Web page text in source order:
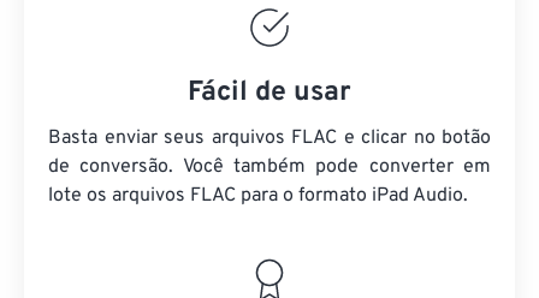
Fácil de usar
Basta enviar seus arquivos FLAC e clicar no botão
de conversão. Você também pode converter em
lote os arquivos FLAC para o formato iPad Audio.